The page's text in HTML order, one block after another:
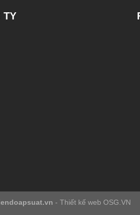
TY
- Thiết kế web OSG.VN